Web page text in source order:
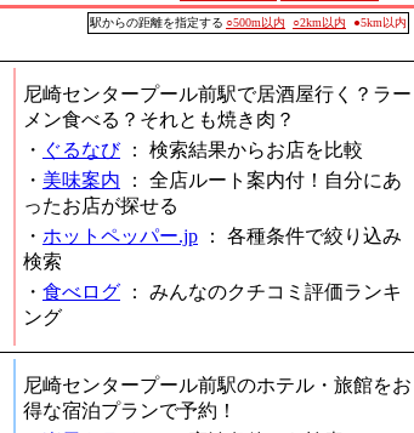
駅からの距離を指定する ○500m以内 ○2km以内 ●5km以内
尼崎センタープール前駅で居酒屋行く？ラー
メン食べる？それとも焼き肉？
・ ぐるなび： 検索結果からお店を比較
・ 美味案内 ： 全店ルート案内付！自分にあ
ったお店が探せる
・ ホットペッパー.jp ： 各種条件で絞り込み
検索
・ 食べログ ： みんなのクチコミ評価ランキ
ング
尼崎センタープール前駅のホテル・旅館をお
得な宿泊プランで予約！